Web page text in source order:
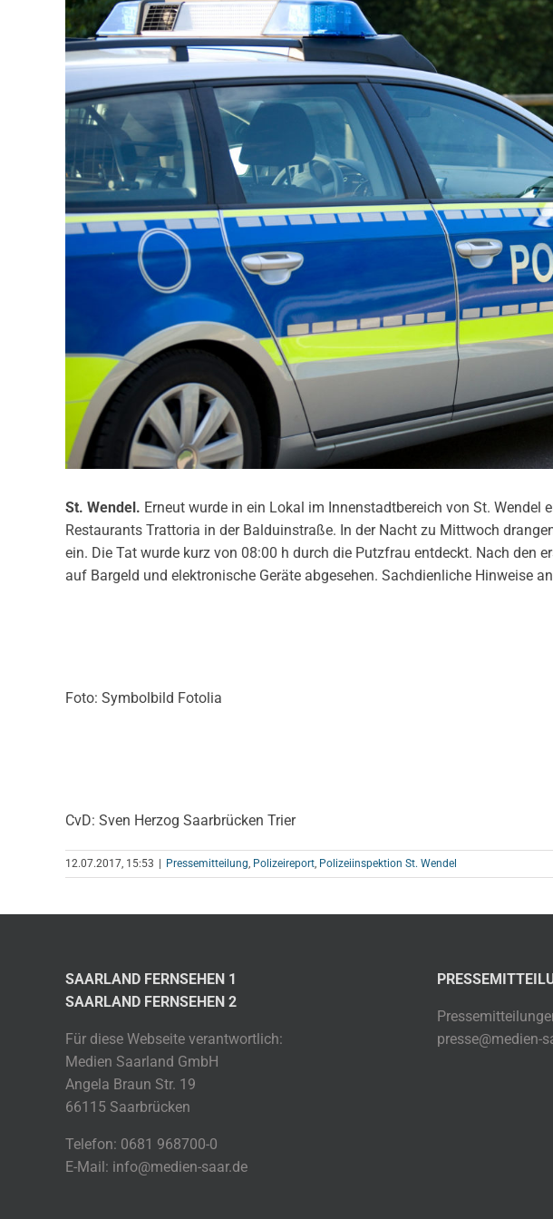
St. Wendel. Erneut wurde in ein Lokal im Innenstadtbereich von St. Wendel
Restaurants Trattoria in der Balduinstraße. In der Nacht zu Mittwoch
ein. Die Tat wurde kurz von 08:00 h durch die Putzfrau entdeckt. Nach den
auf Bargeld und elektronische Geräte abgesehen. Sachdienliche Hinweise
Foto: Symbolbild Fotolia
CvD: Sven Herzog Saarbrücken Trier
12.07.2017, 15:53 Pressemitteilung, Polizeireport, Polizeiinspektion St. Wendel
SAARLAND FERNSEHEN 1
SAARLAND FERNSEHEN 2
Für diese Webseite verantwortlich:
Medien Saarland GmbH
Angela Braun Str. 19
66115 Saarbrücken
Telefon: 0681 968700-0
E-Mail: info@medien-saar.de
presse@medien-